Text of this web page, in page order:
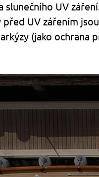
slunečního UV
UV zářením
(jako